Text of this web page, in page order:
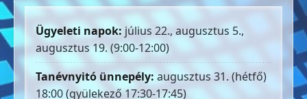
Ügyeleti napok: július 22., augusztus 5.,
augusztus 19. (9:00-12:00)
Tanévnyitó ünnepély: augusztus 31. (hétfő)
18:00 (gyülekező 17:30-17:45)